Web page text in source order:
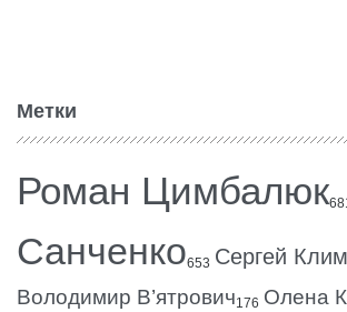
Метки
Роман Цимбалюк
Санченко653 Сергей
Володимир В’ятрович176 Олена